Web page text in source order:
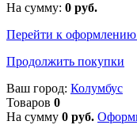
На сумму: 0 руб.
Перейти к оформлению
Продолжить покупки
Ваш город: Колумбус
Товаров 0
На сумму 0 руб.